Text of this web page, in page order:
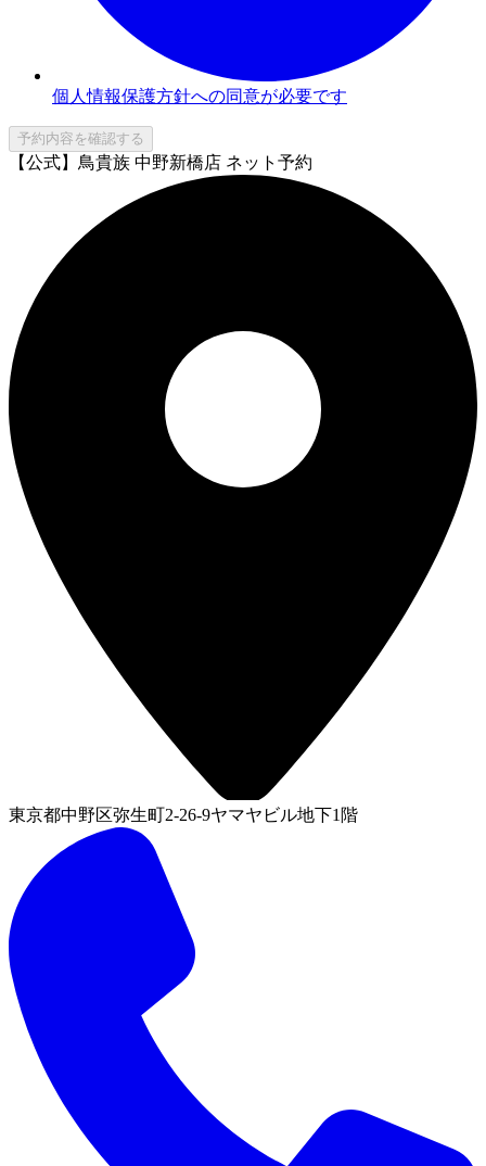
個人情報保護方針への同意が必要です
予約内容を確認する
【公式】鳥貴族 中野新橋店 ネット予約
東京都中野区弥生町2-26-9ヤマヤビル地下1階